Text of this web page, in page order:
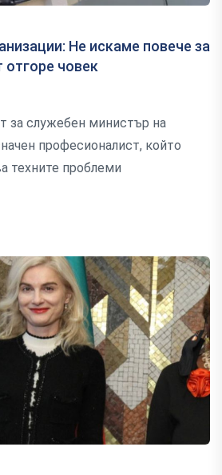
Не искаме повече за
отгоре човек
за служебен министър на
професионалист, който
техните проблеми